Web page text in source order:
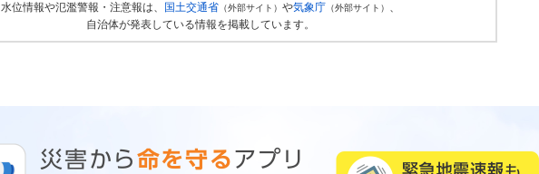
水位情報や氾濫警報・注意報は、 国土交通省 （外部サイト） や気象庁 （外部サイト） 、
自治体が発表している情報を掲載しています。